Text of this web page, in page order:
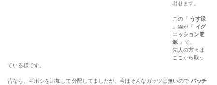
出せます。
この『 うす緑
』線が『 イグ
ニッション電
源 』で、
先人の方々は
ここから取っ
ている様です。
昔なら、ギボシを追加して分配してましたが、今はそんなガッツは無いので パッチ